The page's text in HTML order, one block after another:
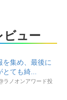
ビュー
を集め、最後に
ても綺...
ノオンアワード投